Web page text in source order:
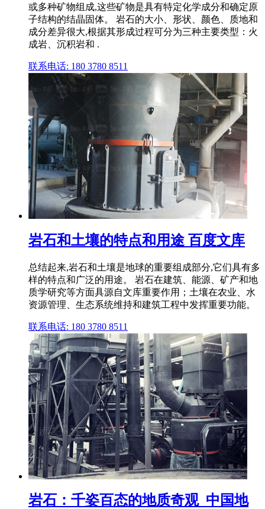
或多种矿物组成,这些矿物是具有特定化学成分和确定原
子结构的结晶固体。 岩石的大小、形状、颜色、质地和
成分差异很大,根据其形成过程可分为三种主要类型：火
成岩、沉积岩和 .
联系电话: 180 3780 8511
岩石和土壤的特点和用途 百度文库
总结起来,岩石和土壤是地球的重要组成部分,它们具有多
样的特点和广泛的用途。 岩石在建筑、能源、矿产和地
质学研究等方面具源自文库重要作用；土壤在农业、水
资源管理、生态系统维持和建筑工程中发挥重要功能。
联系电话: 180 3780 8511
岩石：千姿百态的地质奇观_中国地